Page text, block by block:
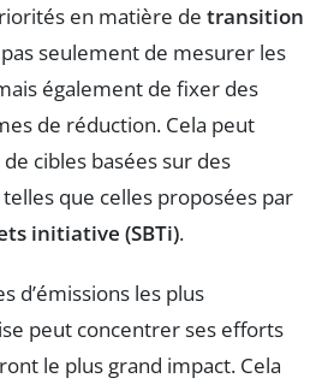
en matière de transition
pas seulement de mesurer les
également de fixer des
de réduction. Cela peut
cibles basées sur des
que celles proposées par
initiative (SBTi).
d’émissions les plus
peut concentrer ses efforts
le plus grand impact. Cela